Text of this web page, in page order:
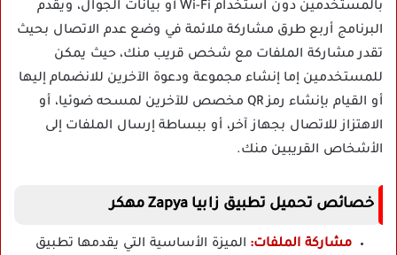
بالمستخدمين دون استخدام Wi-Fi أو بيانات الجوال، ويقدم
البرنامج أربع طرق مشاركة ملائمة في وضع عدم الاتصال بحيث
تقدر مشاركة الملفات مع شخص قريب منك، حيث يمكن
للمستخدمين إما إنشاء مجموعة ودعوة الآخرين للانضمام إليها
أو القيام بإنشاء رمز QR مخصص للآخرين لمسحه ضوئيا، أو
الاهتزاز للاتصال بجهاز آخر، أو ببساطة إرسال الملفات إلى
الأشخاص القريبين منك.
خصائص تحميل تطبيق زابيا Zapya مهكر
مشاركة الملفات: الميزة الأساسية التي يقدمها تطبيق